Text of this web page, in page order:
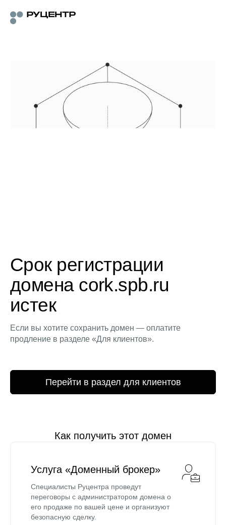
Срок регистрации
домена cork.spb.ru
истек
Если вы хотите сохранить домен — оплатите
продление в разделе «Для клиентов».
Перейти в раздел для клиентов
Как получить этот домен
Услуга «Доменный брокер»
Специалисты Руцентра проведут
переговоры с администратором домена о
его продаже по вашей цене и организуют
безопасную сделку.